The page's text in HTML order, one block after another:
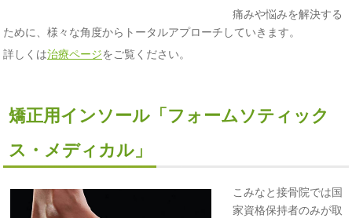
痛みや悩みを解決する
ために、様々な角度からトータルアプローチしていきます。
詳しくは治療ページをご覧ください。
矯正用インソール「フォームソティック
ス・メディカル」
こみなと接骨院では国
家資格保持者のみが取